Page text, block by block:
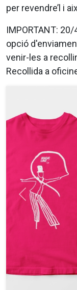
per revendre’l i
IMPORTANT:
opció
venir-les a
Recollida a
Anterior